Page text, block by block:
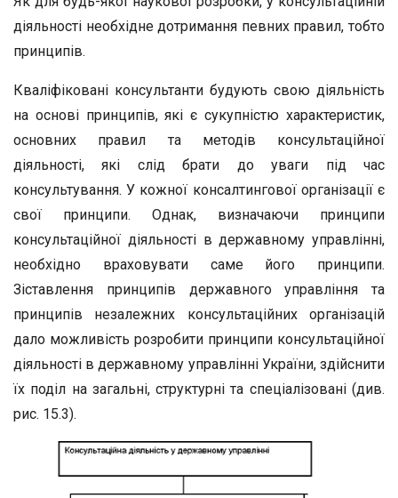
діяльності необхідне дотримання певних правил, тобто
принципів.
Кваліфіковані консультанти будують свою діяльність
на основі принципів, які є сукупністю характеристик,
основних правил та методів консультаційної
діяльності, які слід брати до уваги під час
консультування. У кожної консалтингової організації є
свої принципи. Однак, визначаючи принципи
консультаційної діяльності в державному управлінні,
необхідно враховувати саме його принципи.
Зіставлення принципів державного управління та
принципів незалежних консультаційних організацій
дало можливість розробити принципи консультаційної
діяльності в державному управлінні України, здійснити
їх поділ на загальні, структурні та спеціалізовані (див.
рис. 15.3).